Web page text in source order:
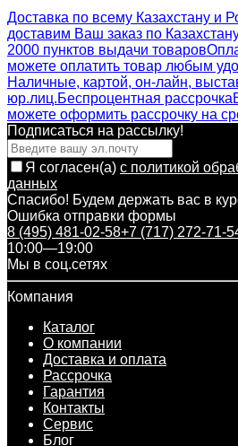
Доставка по всему Казахстану и
доставим Ваш заказ по
2000 пунктов выдачи товаров
можете оплатить товар любым
Наличные, картой, он-лайн,
юр.лиц.Беспроцентная рассрочка
можете оформить рассрочку на
Подписаться на рассылкy!
Я согласен(a) с политикой
данных
Спасибо! Будем держать вас в
Ошибка отправки формы
8 (495) 481-02-58+7 (717) 272-71-
10:00—19:00
Мы в соц.сетях
Компания
Каталог
О компании
Доставка и оплата
Рассрочка
Гарантия
Контакты
Сервис
Блог